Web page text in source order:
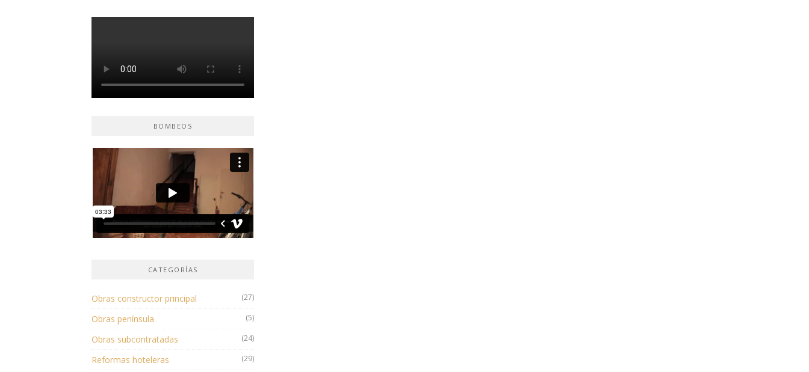
BOMBEOS
CATEGORÍAS
Obras constructor principal (27)
Obras península (5)
Obras subcontratadas (24)
Reformas hoteleras (29)